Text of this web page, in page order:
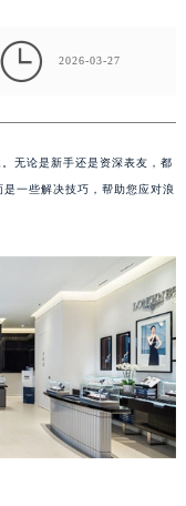
 2026-03-27
无论是新手还是资深表友，都
一些解决技巧，帮助您应对浪